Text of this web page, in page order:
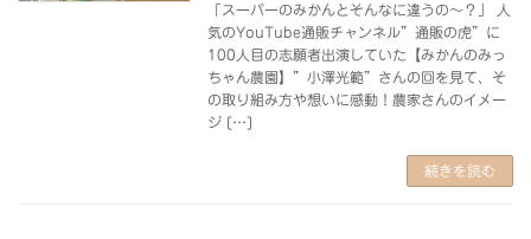
「スーパーのみかんとそんなに違うの～？」 人
気のYouTube通販チャンネル”通販の虎”に
100人目の志願者出演していた【みかんのみっ
ちゃん農園】”小澤光範”さんの回を見て、そ
の取り組み方や想いに感動！農家さんのイメー
ジ […]
続きを読む